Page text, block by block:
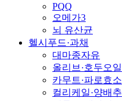
PQQ
오메가3
뇌 유산균
헬시푸드·과채
대마종자유
올리브·호두오일
카무트·파로효소
컬리케일·양배추